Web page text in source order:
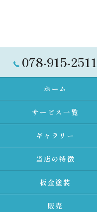
078-915-2511
ホーム
サービス一覧
ギャラリー
当店の特徴
板金塗装
販売